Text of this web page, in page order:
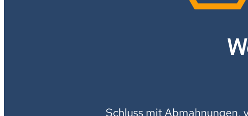
Schluss mit Abmahnungen,